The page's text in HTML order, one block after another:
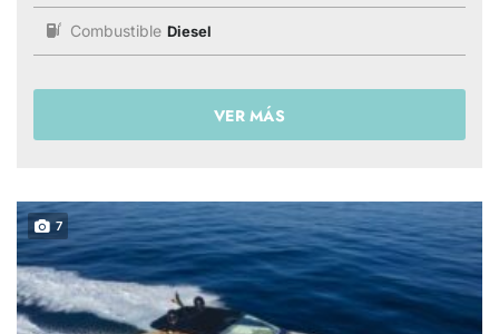
Combustible Diesel
VER MÁS
7